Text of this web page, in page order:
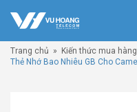
Trang chủ » Kiến thức mua hàng
Thẻ Nhớ Bao Nhiêu GB Cho